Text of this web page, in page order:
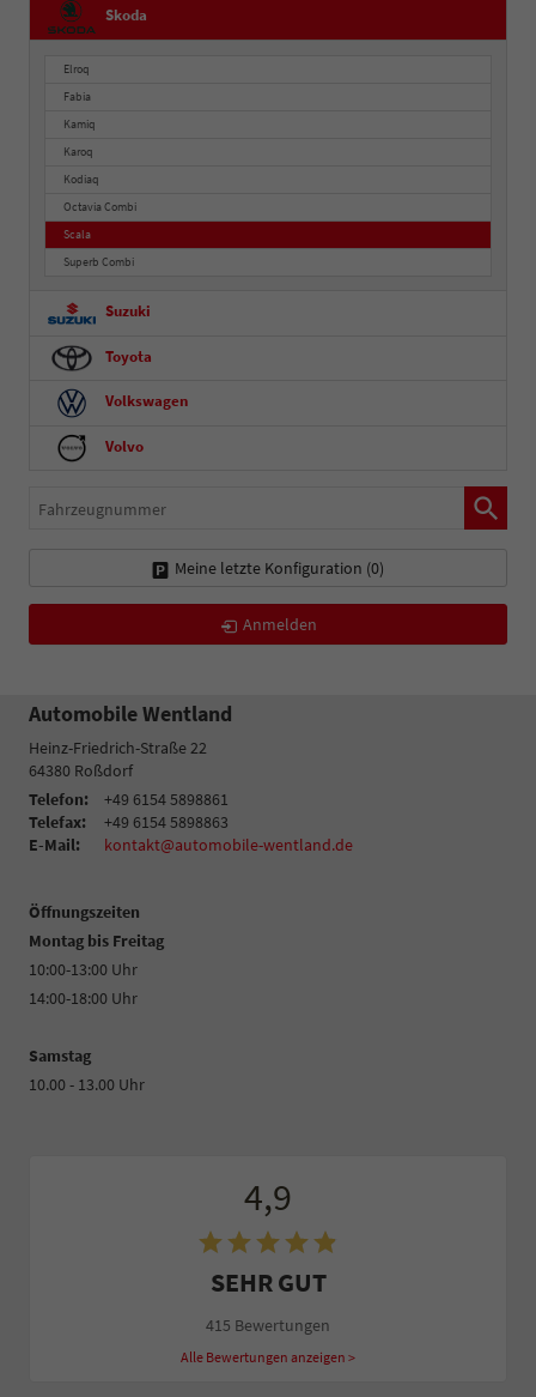
Skoda
Elroq
Fabia
Kamiq
Karoq
Kodiaq
Octavia Combi
Scala
Superb Combi
Suzuki
Toyota
Volkswagen
Volvo
Fahrzeugnummer
Meine letzte Konfiguration (0)
Anmelden
Automobile Wentland
Heinz-Friedrich-Straße 22
64380 Roßdorf
Telefon:
+49 6154 5898861
Telefax:
+49 6154 5898863
E-Mail:
kontakt@automobile-wentland.de
Öffnungszeiten
Montag bis Freitag
10:00-13:00 Uhr
14:00-18:00 Uhr
Samstag
10.00 - 13.00 Uhr
4,9
SEHR GUT
415 Bewertungen
Alle Bewertungen anzeigen >